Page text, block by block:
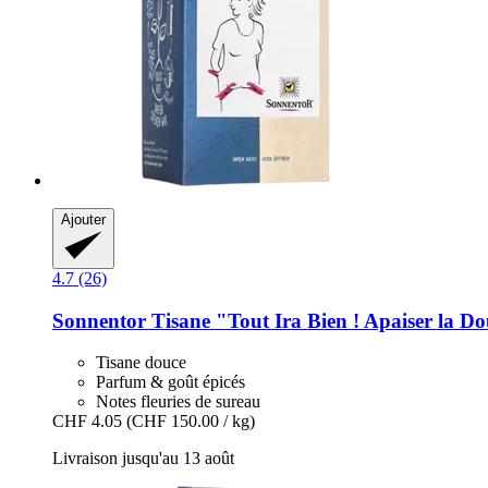
Ajouter
4.7 (26)
Sonnentor Tisane "Tout Ira Bien ! Apaiser la
Tisane douce
Parfum & goût épicés
Notes fleuries de sureau
CHF 4.05 (CHF 150.00 / kg)
Livraison jusqu'au 13 août